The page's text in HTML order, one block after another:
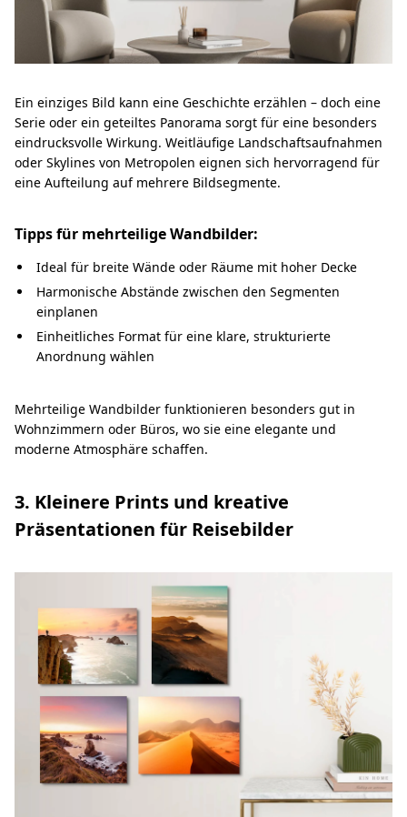
Ein einziges Bild kann eine Geschichte erzählen – doch eine
Serie oder ein geteiltes Panorama sorgt für eine besonders
eindrucksvolle Wirkung. Weitläufige Landschaftsaufnahmen
oder Skylines von Metropolen eignen sich hervorragend für
eine Aufteilung auf mehrere Bildsegmente.
Tipps für mehrteilige Wandbilder:
Ideal für breite Wände oder Räume mit hoher Decke
Harmonische Abstände zwischen den Segmenten
einplanen
Einheitliches Format für eine klare, strukturierte
Anordnung wählen
Mehrteilige Wandbilder funktionieren besonders gut in
Wohnzimmern oder Büros, wo sie eine elegante und
moderne Atmosphäre schaffen.
3. Kleinere Prints und kreative
Präsentationen für Reisebilder